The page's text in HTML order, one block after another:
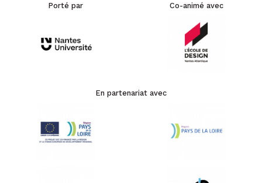
Porté par Co-animé avec
En partenariat avec